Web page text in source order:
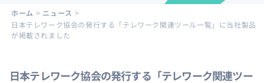
メッ
セー
ホーム > ニュース >
日本テレワーク協会の発行する「テレワーク関連ツール一覧」に当社製品
が掲載されました
日本テレワーク協会の発行する「テレワーク関連ツー